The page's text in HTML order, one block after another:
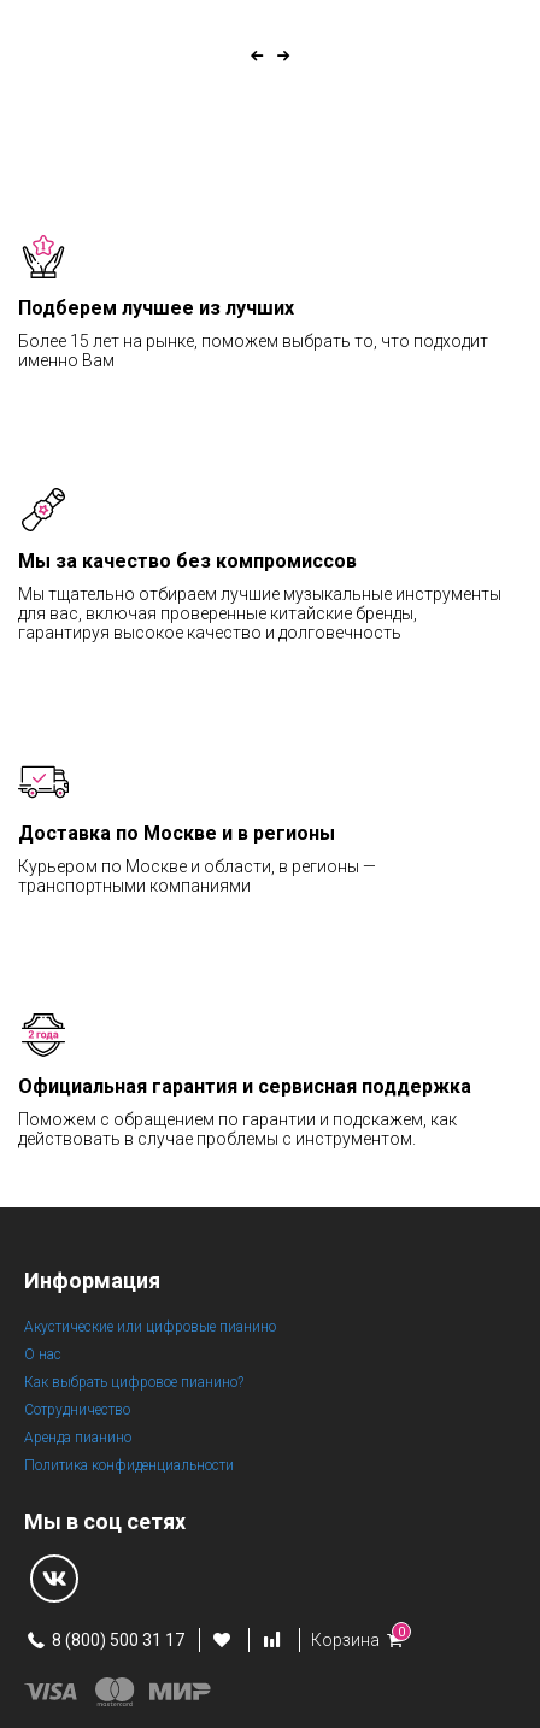
Подберем лучшее из лучших
Более 15 лет на рынке, поможем выбрать то, что подходит
именно Вам
Мы за качество без компромиссов
Мы тщательно отбираем лучшие музыкальные инструменты
для вас, включая проверенные китайские бренды,
гарантируя высокое качество и долговечность
Доставка по Москве и в регионы
Курьером по Москве и области, в регионы —
транспортными компаниями
Официальная гарантия и сервисная поддержка
Поможем с обращением по гарантии и подскажем, как
действовать в случае проблемы с инструментом.
Информация
Акустические или цифровые пианино
О нас
Как выбрать цифровое пианино?
Сотрудничество
Аренда пианино
Политика конфиденциальности
Мы в соц сетях
8 (800) 500 31 17 Корзина 0